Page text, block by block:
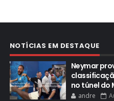
NOTÍCIAS EM DESTAQUE
Neymar
no túnel do
andre